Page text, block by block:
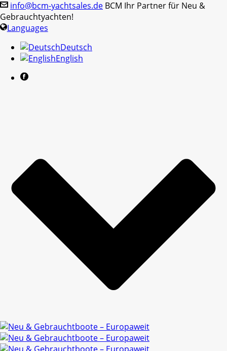
info@bcm-yachtsales.de BCM Ihr Partner für Neu &
Gebrauchtyachten!
Languages
Deutsch
English